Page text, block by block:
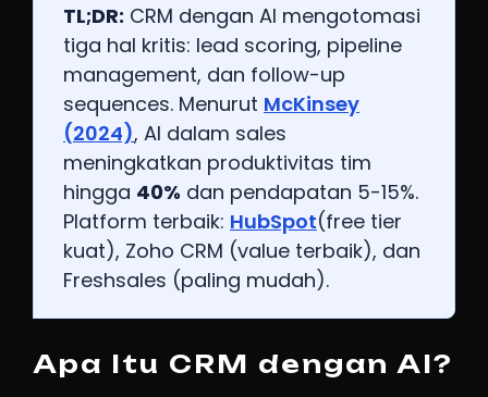
TL;DR: CRM dengan AI mengotomasi
tiga hal kritis: lead scoring, pipeline
management, dan follow-up
sequences. Menurut McKinsey
(2024), AI dalam sales
meningkatkan produktivitas tim
hingga 40% dan pendapatan 5-15%.
Platform terbaik: HubSpot(free tier
kuat), Zoho CRM (value terbaik), dan
Freshsales (paling mudah).
Apa Itu CRM dengan AI?